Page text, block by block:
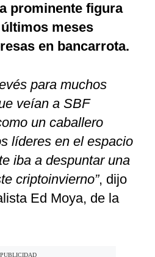
prominente figura
meses
en bancarrota.
para muchos
veían a SBF
un caballero
líderes en el espacio
iba a despuntar una
criptoinvierno”, dijo
Ed Moya, de la